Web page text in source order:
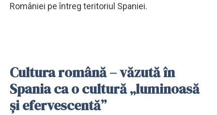
României pe întreg teritoriul Spaniei.
Cultura română – văzută în
Spania ca o cultură „luminoasă
și efervescentă”